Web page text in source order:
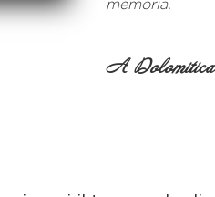
memoria.
A